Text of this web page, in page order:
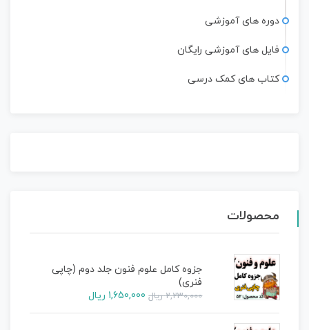
دوره های آموزشی
فایل های آموزشی رایگان
کتاب های کمک درسی
محصولات
جزوه کامل علوم فنون جلد دوم (چاپی
فنری)
2,230,000 ریال 1,650,000 ریال